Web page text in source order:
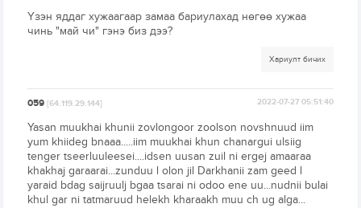
Үзэн яддаг хужаагаар замаа бариулахад нөгөө хужаа
чинь "май чи" гэнэ биз дээ?
Хариулт бичих
059[64.119.29.144] 2022-07-27 05:51:40
Yasan muukhai khunii zovlongoor zoolson novshnuud iim
yum khiideg bnaaa.....iim muukhai khun chanargui ulsiig
tenger tseerluuleesei....idsen uusan zuil ni ergej amaaraa
khakhaj garaarai...zunduu l olon jil Darkhanii zam geed l
yaraid bdag saijruulj bgaa tsarai ni odoo ene uu...nudnii bulai
khul gar ni tatmaruud helekh kharaakh muu ch ug alga...